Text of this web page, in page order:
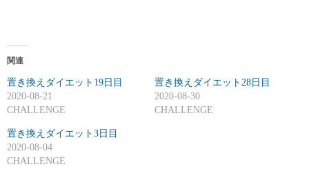
み
中
…
関連
置き換えダイエット19日目
2020-08-21
CHALLENGE
置き換えダイエット28日目
2020-08-30
CHALLENGE
置き換えダイエット3日目
2020-08-04
CHALLENGE